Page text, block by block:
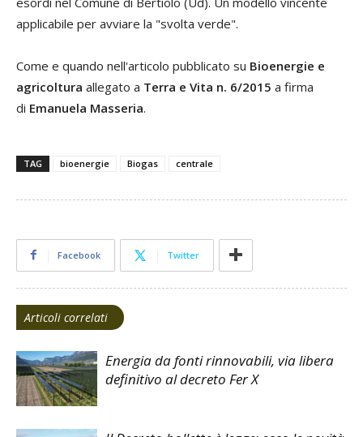
applicabile per avviare la "svolta verde".
Come e quando nell'articolo pubblicato su Bioenergie e
agricoltura allegato a Terra e Vita n. 6/2015 a firma
di Emanuela Masseria.
TAG bioenergie Biogas centrale
Facebook Twitter
Articoli correlati
Energia da fonti rinnovabili, via libera
definitivo al decreto Fer X